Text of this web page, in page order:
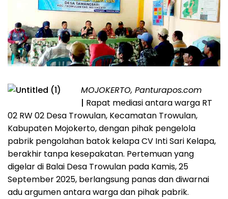
MOJOKERTO, Panturapos.com
| Rapat mediasi antara warga RT
02 RW 02 Desa Trowulan, Kecamatan Trowulan,
Kabupaten Mojokerto, dengan pihak pengelola
pabrik pengolahan batok kelapa CV Inti Sari Kelapa,
berakhir tanpa kesepakatan. Pertemuan yang
digelar di Balai Desa Trowulan pada Kamis, 25
September 2025, berlangsung panas dan diwarnai
adu argumen antara warga dan pihak pabrik.